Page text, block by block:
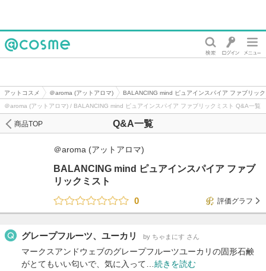
アットコスメ ＠aroma (アットアロマ)
BALANCING mind ピュアインスパイア ファブリッ
＠aroma (アットアロマ) / BALANCING mind ピュアインスパイア ファブリックミスト Q&A一覧
Q&A一覧
商品TOP
＠aroma (アットアロマ)
BALANCING mind ピュアインスパイア ファブ
リックミスト
0
評価グラフ
グレープフルーツ、ユーカリ by ちゃまにす さん
マークスアンドウェブのグレープフルーツユーカリの固形石鹸
がとてもいい匂いで、気に入って… 続きを読む